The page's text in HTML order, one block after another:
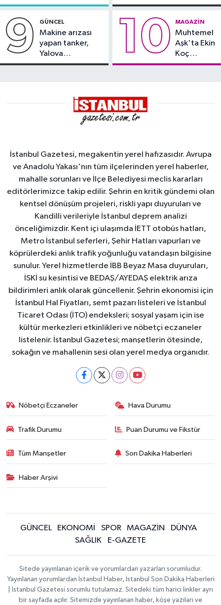
kayması
9 GÜNCEL
Makine arızası
yapan tanker,
Yalova
Demirleme
10 MAGAZIN
Muhtemel
Aşk'ta Ekin
Koç
damgası
İstanbul Gazetesi, megakentin yerel hafızasıdır. Avrupa
ve Anadolu Yakası'nın tüm ilçelerinden yerel haberler,
mahalle sorunları ve İlçe Belediyesi meclis kararları
editörlerimizce takip edilir. Şehrin en kritik gündemi olan
kentsel dönüşüm projeleri, riskli yapı duyuruları ve
Kandilli verileriyle İstanbul deprem analizi
önceliğimizdir. Kent içi ulaşımda İETT otobüs hatları,
Metro İstanbul seferleri, Şehir Hatları vapurları ve
köprülerdeki anlık trafik yoğunluğu vatandaşın bilgisine
sunulur. Yerel hizmetlerde İBB Beyaz Masa duyuruları,
İSKİ su kesintisi ve BEDAŞ/AYEDAŞ elektrik arıza
bildirimleri anlık olarak güncellenir. Şehrin ekonomisi için
İstanbul Hal Fiyatları, semt pazarı listeleri ve İstanbul
Ticaret Odası (İTO) endeksleri; sosyal yaşam için ise
kültür merkezleri etkinlikleri ve nöbetçi eczaneler
listelenir. İstanbul Gazetesi; manşetlerin ötesinde,
sokağın ve mahallenin sesi olan yerel medya organıdır.
Nöbetçi Eczaneler Hava Durumu
Trafik Durumu Puan Durumu ve Fikstür
Tüm Manşetler Son Dakika Haberleri
Haber Arşivi
GÜNCEL EKONOMİ SPOR MAGAZİN
DÜNYA
SAĞLIK
E-GAZETE
Sitede yayınlanan içerik ve yorumlardan yazarları sorumludur.
Yayınlanan yorumlardan İstanbul Haber, İstanbul Son Dakika Haberleri
| İstanbul Gazetesi sorumlu tutulamaz. Sitedeki tüm harici linkler ayrı
bir sayfada açılır. Sitemizde yayınlanan haber, köşe yazıları ve